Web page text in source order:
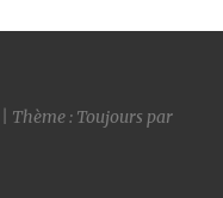
Thème : Toujours par